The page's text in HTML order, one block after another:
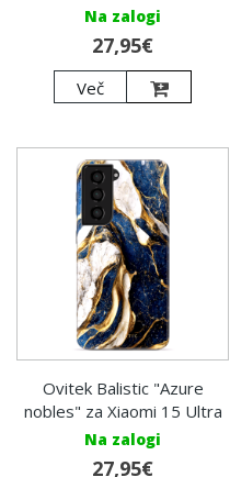
Na zalogi
27,95€
Več
Ovitek Balistic "Azure
nobles" za Xiaomi 15 Ultra
Na zalogi
27,95€